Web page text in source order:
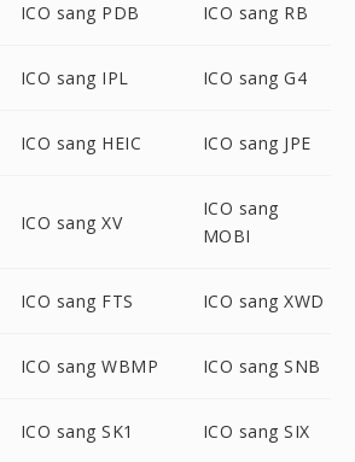
ICO sang PDB ICO sang RB
ICO sang IPL ICO sang G4
ICO sang HEIC ICO sang JPE
ICO sang XV
ICO sang
MOBI
ICO sang FTS ICO sang XWD
ICO sang WBMP ICO sang SNB
ICO sang SK1 ICO sang SIX